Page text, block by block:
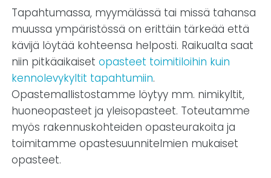
Tapahtumassa, myymälässä tai missä tahansa
muussa ympäristössä on erittäin tärkeää että
kävijä löytää kohteensa helposti. Raikualta saat
niin pitkäaikaisetopasteet toimitiloihin kuin
kennolevykyltit tapahtumiin.
Opastemallistostamme löytyy mm. nimikyltit,
huoneopasteet ja yleisopasteet. Toteutamme
myös rakennuskohteiden opasteurakoita ja
toimitamme opastesuunnitelmien mukaiset
opasteet.